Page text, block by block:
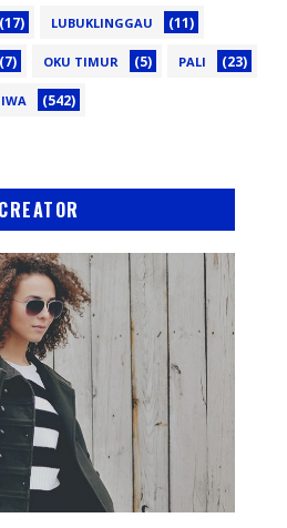
(17) LUBUKLINGGAU (11)
(7) OKU TIMUR (5) PALI (23)
(542)
CREATOR